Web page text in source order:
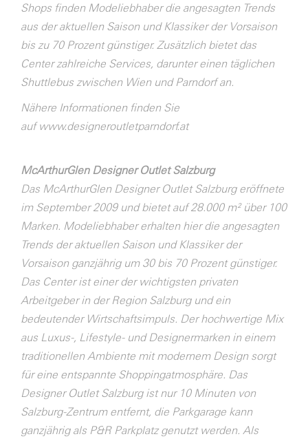
Shops finden Modeliebhaber die angesagten Trends
aus der aktuellen Saison und Klassiker der Vorsaison
bis zu 70 Prozent günstiger. Zusätzlich bietet das
Center zahlreiche Services, darunter einen täglichen
Shuttlebus zwischen Wien und Parndorf an.
Nähere Informationen finden Sie
aufwww.designeroutletparndorf.at
McArthurGlen Designer Outlet Salzburg
Das McArthurGlen Designer Outlet Salzburg eröffnete
im September 2009 und bietet auf 28.000 m² über 100
Marken. Modeliebhaber erhalten hier die angesagten
Trends der aktuellen Saison und Klassiker der
Vorsaison ganzjährig um 30 bis 70 Prozent günstiger.
Das Center ist einer der wichtigsten privaten
Arbeitgeber in der Region Salzburg und ein
bedeutender Wirtschaftsimpuls. Der hochwertige Mix
aus Luxus-, Lifestyle- und Designermarken in einem
traditionellen Ambiente mit modernem Design sorgt
für eine entspannte Shoppingatmosphäre. Das
Designer Outlet Salzburg ist nur 10 Minuten von
Salzburg-Zentrum entfernt, die Parkgarage kann
ganzjährig als P&R Parkplatz genutzt werden. Als